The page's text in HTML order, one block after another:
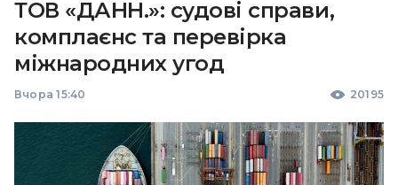
ТОВ «ДАНН.»: судові справи,
комплаєнс та перевірка
міжнародних угод
Вчора 15:40 20195